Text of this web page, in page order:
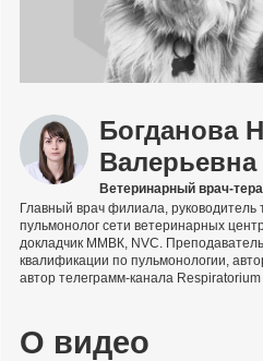
Богданова
Валерьевна
Ветеринарный врач-
Главный врач филиала, руководитель
пульмонолог сети ветеринарных
докладчик ММВК, NVC.
квалификации по пульмонологии,
автор телеграмм-канала Respiratorium
О видео